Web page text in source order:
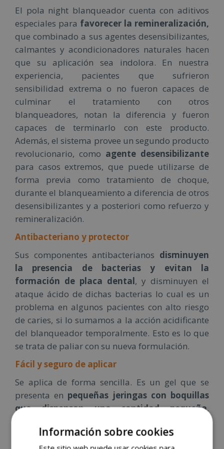
El pola night blanqueador cuenta con aditivos
especiales para favorecer la remineralización,
que combinado a sus agentes desensibilizantes,
calmantes y acondicionadores naturales hacen
que su aplicación sea indolora. En nuestra
experiencia, pacientes que sufrieron
sensibilidad extrema o no fueron capaces de
culminar el tratamiento con otros
blanqueadores, notan la diferencia y fueron
capaces de terminarlo con este producto.
Además, el sistema provee un segundo producto
revolucionario, como agente desensibilizante
para casos extremos, que puede utilizarse de
forma previa como tratamiento de choque,
durante el blanqueamiento a diferencia de otros
desensibilizantes y a posteriori como refuerzo y
remineralización.
Antibacteriano y protector
Sus componentes antibacterianos disminuyen
la presencia de bacterias y evitan la
formación de placa dental, y disminuyen el
ataque ácido de dichas bacterias lo cual es un
problema en algunos pacientes con alto riesgo
de caries, si lo sumamos a la acción acidificante
del blanqueador temporalmente. Esto es lo que
se trata de paliar con su nueva formulación.
Fácil y seguro de aplicar
Se aplica de forma sencilla. Es un gel que se
presenta en pequeñas jeringas con boquillas
que dispensan una cantidad pequeña,
producto, hacer un blanqueamiento efectivo y
Información sobre cookies